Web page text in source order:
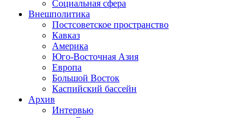
Социальная сфера
Внешполитика
Постсоветское пространство
Кавказ
Америка
Юго-Восточная Азия
Европа
Большой Восток
Каспийский бассейн
Архив
Интервью